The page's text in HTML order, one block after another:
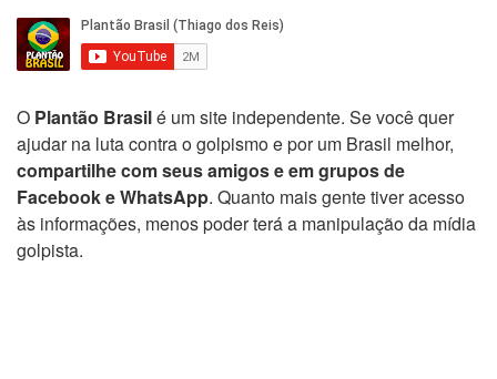
O Plantão Brasilé um site independente. Se você quer
ajudar na luta contra o golpismo e por um Brasil melhor,
compartilhe com seus amigos e em grupos de
Facebook e WhatsApp. Quanto mais gente tiver acesso
às informações, menos poder terá a manipulação da mídia
golpista.